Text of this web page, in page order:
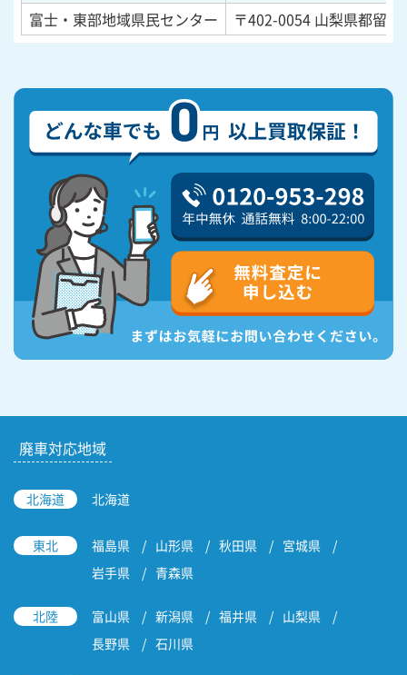
富士・東部地域県民センター
〒402-0054 山梨県都留
廃車対応地域
北海道 北海道
東北 福島県 山形県 秋田県
宮城県
岩手県
青森県
北陸 富山県 新潟県 福井県
山梨県
長野県
石川県